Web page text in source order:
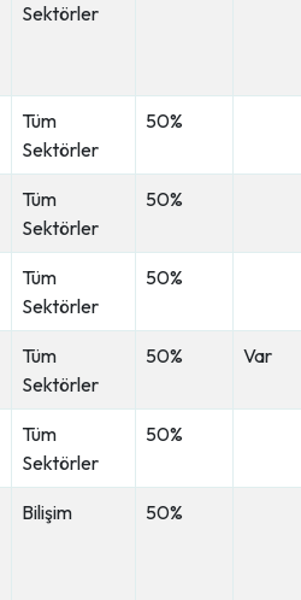
Sektörler
Tüm
Sektörler
50%
Tüm
Sektörler
50%
Tüm
Sektörler
50%
Tüm
Sektörler
50% Var
Tüm
Sektörler
50%
Bilişim 50%